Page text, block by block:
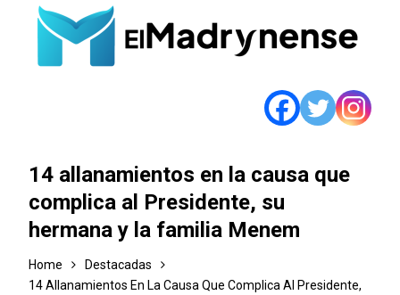
14 allanamientos en la causa que
complica al Presidente, su
hermana y la familia Menem
Home
Destacadas
14 Allanamientos En La Causa Que Complica Al Presidente,